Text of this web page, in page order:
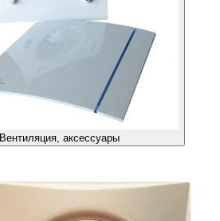
Вентиляция, аксессуары